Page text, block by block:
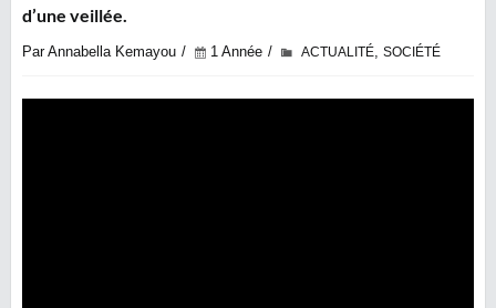
d’une veillée.
Par Annabella Kemayou 1 Année ACTUALITÉ, SOCIÉTÉ